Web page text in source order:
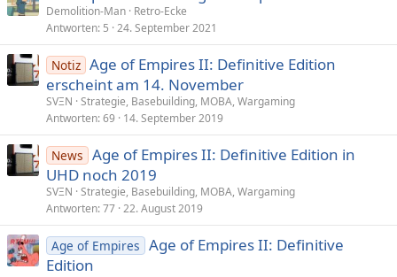
Demolition-Man Retro-Ecke
Antworten 5 24. September 2021
Notiz Age of Empires II: Definitive Edition
erscheint am 14. November
SVΞN Strategie, Basebuilding, MOBA, Wargaming
Antworten 69 14. September 2019
News Age of Empires II: Definitive Edition in
UHD noch 2019
SVΞN Strategie, Basebuilding, MOBA, Wargaming
Antworten 77 22. August 2019
Age of Empires Age of Empires II: Definitive
Edition